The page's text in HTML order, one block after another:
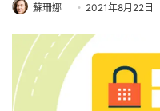
蘇珊娜 2021年8月22日